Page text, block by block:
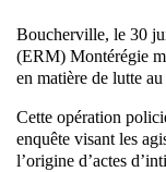
Boucherville, le 30
(ERM) Montérégie
en matière de lutte
Cette opération
enquête visant les
l’origine d’actes